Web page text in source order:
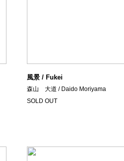
風景 / Fukei
森山 大道 / Daido Moriyama
SOLD OUT